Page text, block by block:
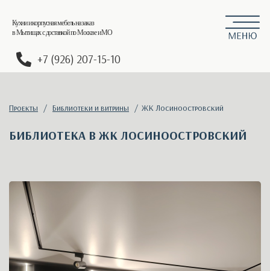
Кухни и корпусная мебель на заказ
в Мытищах с доставкой по Москве и МО
+7 (926) 207-15-10
Проекты / Библиотеки и витрины / ЖК Лосиноостровский
БИБЛИОТЕКА В ЖК ЛОСИНООСТРОВСКИЙ